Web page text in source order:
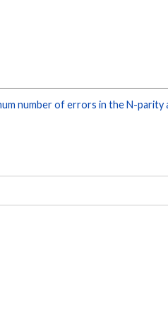
number of errors in the N-